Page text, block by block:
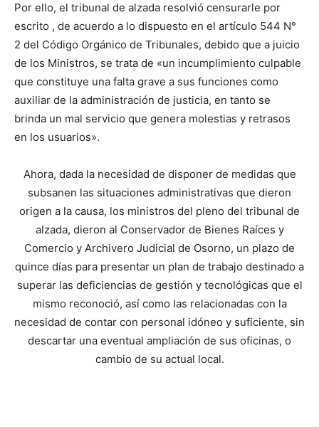
Por ello, el tribunal de alzada resolvió censurarle por
escrito , de acuerdo a lo dispuesto en el artículo 544 N°
2 del Código Orgánico de Tribunales, debido que a juicio
de los Ministros, se trata de «un incumplimiento culpable
que constituye una falta grave a sus funciones como
auxiliar de la administración de justicia, en tanto se
brinda un mal servicio que genera molestias y retrasos
en los usuarios».
Ahora, dada la necesidad de disponer de medidas que
subsanen las situaciones administrativas que dieron
origen a la causa, los ministros del pleno del tribunal de
alzada, dieron al Conservador de Bienes Raíces y
Comercio y Archivero Judicial de Osorno, un plazo de
quince días para presentar un plan de trabajo destinado a
superar las deficiencias de gestión y tecnológicas que el
mismo reconoció, así como las relacionadas con la
necesidad de contar con personal idóneo y suficiente, sin
descartar una eventual ampliación de sus oficinas, o
cambio de su actual local.